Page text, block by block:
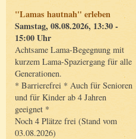
"Lamas hautnah" erleben
Samstag, 08.08.2026, 13:30 -
15:00 Uhr
Achtsame Lama-Begegnung mit
kurzem Lama-Spaziergang für alle
Generationen.
* Barrierefrei * Auch für Senioren
und für Kinder ab 4 Jahren
geeignet *
Noch 4 Plätze frei (Stand vom
03.08.2026)